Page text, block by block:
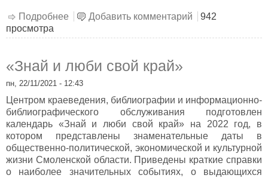
Подробнее о Многонациональный Смоленск живет в
Добавить комментарий
942
просмотра
«Знай и люби свой край»
пн, 22/11/2021 - 12:43
Центром краеведения, библиографии и информационно-
библиографического обслуживания подготовлен
календарь «Знай и люби свой край» на 2022 год, в
котором представлены знаменательные даты в
общественно-политической, экономической и культурной
жизни Смоленской области. Приведены краткие справки
о наиболее значительных событиях, о выдающихся